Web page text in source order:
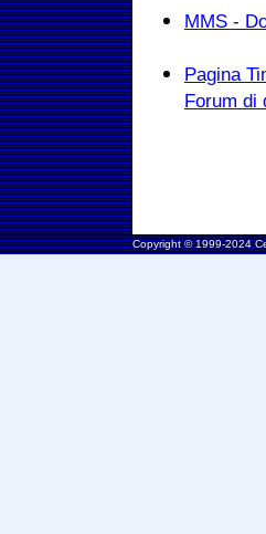
MMS -
Pagina
Forum di
Copyright © 1999-2024